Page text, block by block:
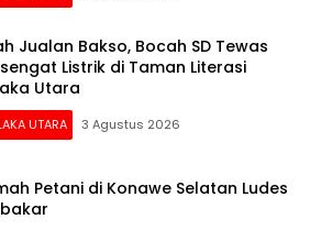
Jualan Bakso, Bocah SD Tewas
Listrik di Taman Literasi
Utara
UTARA 3 Agustus 2026
Petani di Konawe Selatan Ludes